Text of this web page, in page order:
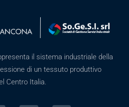
il sistema industriale della
di un tessuto produttivo
Centro Italia.